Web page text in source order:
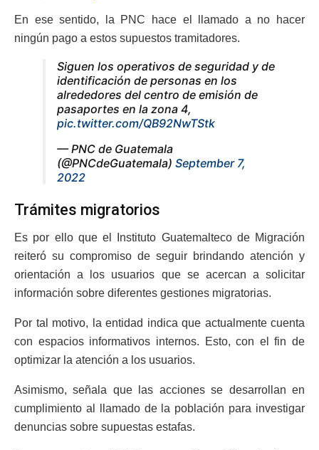
En ese sentido, la PNC hace el llamado a no hacer
ningún pago a estos supuestos tramitadores.
Siguen los operativos de seguridad y de
identificación de personas en los
alrededores del centro de emisión de
pasaportes en la zona 4,
pic.twitter.com/QB92NwTStk
— PNC de Guatemala
(@PNCdeGuatemala) September 7,
2022
Trámites migratorios
Es por ello que el Instituto Guatemalteco de Migración
reiteró su compromiso de seguir brindando atención y
orientación a los usuarios que se acercan a solicitar
información sobre diferentes gestiones migratorias.
Por tal motivo, la entidad indica que actualmente cuenta
con espacios informativos internos. Esto, con el fin de
optimizar la atención a los usuarios.
Asimismo, señala que las acciones se desarrollan en
cumplimiento al llamado de la población para investigar
denuncias sobre supuestas estafas.